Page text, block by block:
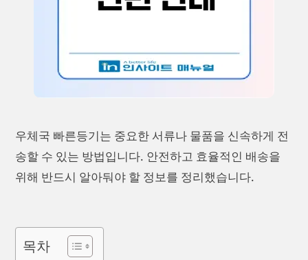
우체국 빠른등기는 중요한 서류나 물품을 신속하게 전
송할 수 있는 방법입니다. 안전하고 효율적인 배송을
위해 반드시 알아둬야 할 정보를 정리했습니다.
목차